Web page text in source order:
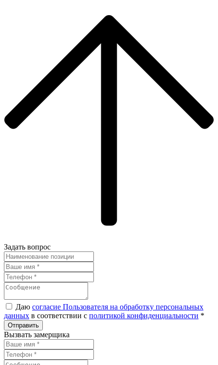
Задать вопрос
Даю согласие Пользователя на обработку персональных
данных в соответствии с политикой конфиденциальности *
Вызвать замерщика